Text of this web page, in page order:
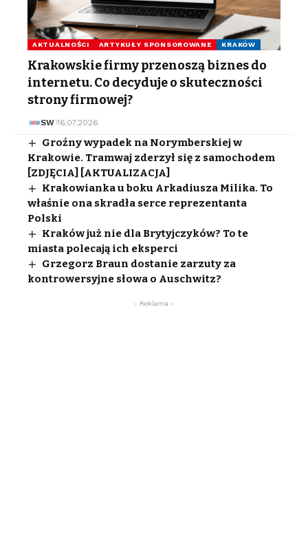
AKTUALNOŚCI ARTYKUŁY SPONSOROWANE KRAKÓW
Krakowskie firmy przenoszą biznes do
internetu. Co decyduje o skuteczności
strony firmowej?
SW 16.07.2026
Groźny wypadek na Norymberskiej w
Krakowie. Tramwaj zderzył się z samochodem
[ZDJĘCIA] [AKTUALIZACJA]
Krakowianka u boku Arkadiusza Milika. To
właśnie ona skradła serce reprezentanta
Polski
Kraków już nie dla Brytyjczyków? To te
miasta polecają ich eksperci
Grzegorz Braun dostanie zarzuty za
kontrowersyjne słowa o Auschwitz?
- Reklama -